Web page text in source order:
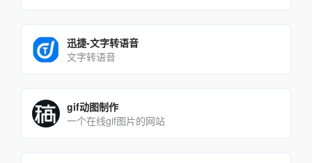
迅捷-文字转语音
文字转语音
gif动图制作
一个在线gif图片的网站